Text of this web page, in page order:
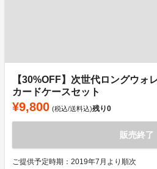
【30%OFF】次世代ロングウォ
カードケースセット
¥9,800 (税込/送料込)残り0
販売終了
ご提供予定時期：2019年7月より順次